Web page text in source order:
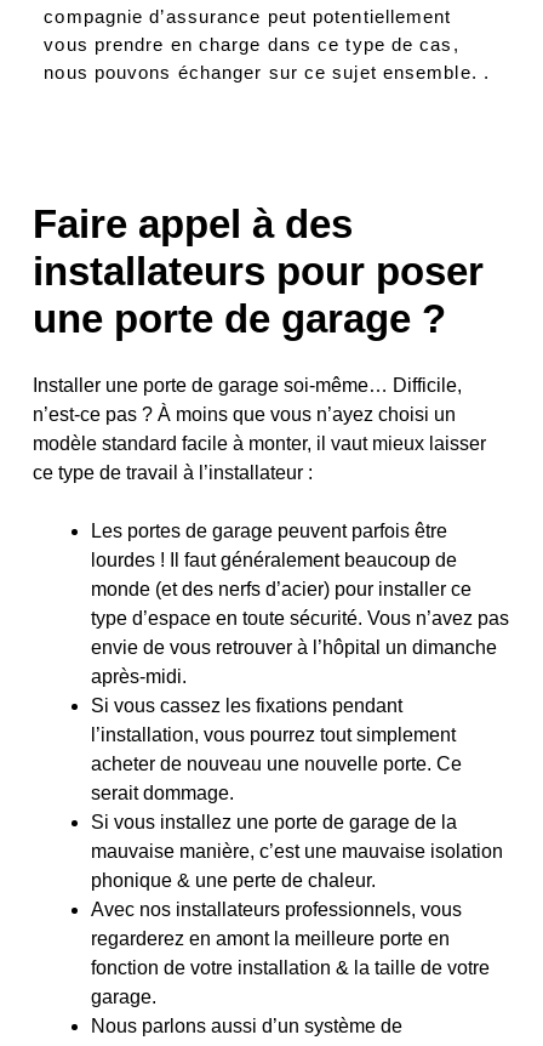
compagnie d’assurance peut potentiellement
vous prendre en charge dans ce type de cas,
nous pouvons échanger sur ce sujet ensemble. .
Faire appel à des
installateurs pour poser
une porte de garage ?
Installer une porte de garage soi-même… Difficile,
n’est-ce pas ? À moins que vous n’ayez choisi un
modèle standard facile à monter, il vaut mieux laisser
ce type de travail à l’installateur :
Les portes de garage peuvent parfois être
lourdes ! Il faut généralement beaucoup de
monde (et des nerfs d’acier) pour installer ce
type d’espace en toute sécurité. Vous n’avez pas
envie de vous retrouver à l’hôpital un dimanche
après-midi.
Si vous cassez les fixations pendant
l’installation, vous pourrez tout simplement
acheter de nouveau une nouvelle porte. Ce
serait dommage.
Si vous installez une porte de garage de la
mauvaise manière, c’est une mauvaise isolation
phonique & une perte de chaleur.
Avec nos installateurs professionnels, vous
regarderez en amont la meilleure porte en
fonction de votre installation & la taille de votre
garage.
Nous parlons aussi d’un système de